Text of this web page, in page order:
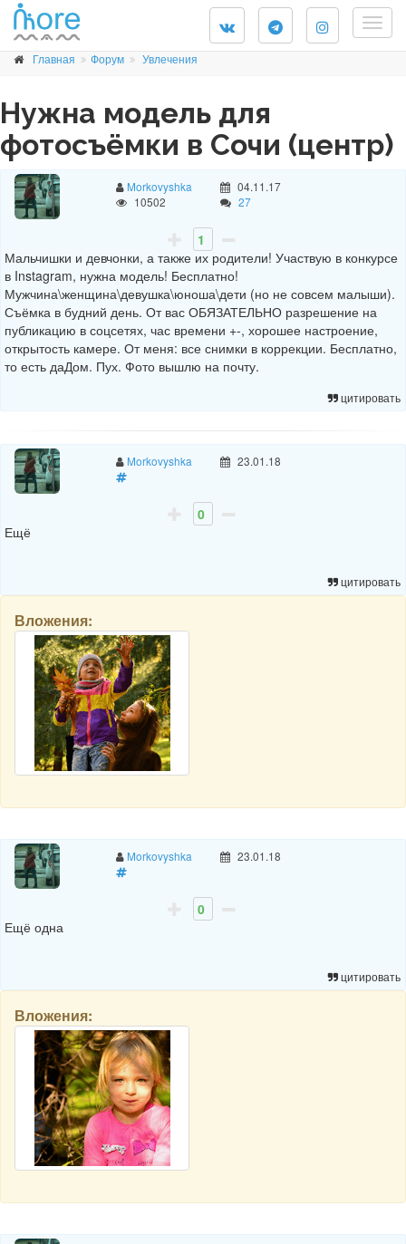
Главная Форум Увлечения
Нужна модель для
фотосъёмки в Сочи (центр)
Morkovyshka
04.11.17
10502
27
1
Мальчишки и девчонки, а также их родители! Участвую в конкурсе
в Instagram, нужна модель! Бесплатно!
Мужчина\женщина\девушка\юноша\дети (но не совсем малыши).
Съёмка в будний день. От вас ОБЯЗАТЕЛЬНО разрешение на
публикацию в соцсетях, час времени +-, хорошее настроение,
открытость камере. От меня: все снимки в коррекции. Бесплатно,
то есть даДом. Пух. Фото вышлю на почту.
цитировать
Morkovyshka 23.01.18
0
Ещё
цитировать
Вложения:
Morkovyshka 23.01.18
0
Ещё одна
цитировать
Вложения: